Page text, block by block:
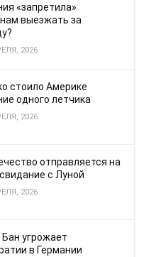
«запретила»
выезжать за
2026
стоило Америке
одного летчика
2026
отправляется на
с Луной
2026
угрожает
в Германии